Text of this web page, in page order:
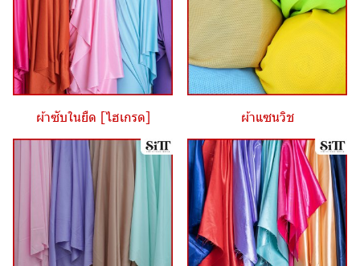
ผ้าซับในยืด [ไฮเกรด] ผ้าแซนวิช